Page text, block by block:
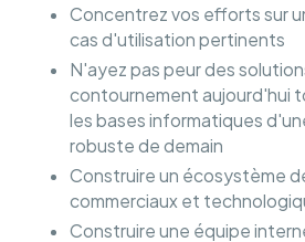
Concentrez vos efforts sur
cas d'utilisation pertinents
N'ayez pas peur des
contournement aujourd'hui
les bases informatiques
robuste de demain
Construire un écosystème
commerciaux et
Construire une équipe